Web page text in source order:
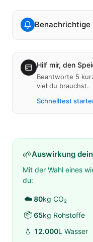
Benachrichtige
Hilf mir, den
Beantworte 5
viel du brauchst.
Schnelltest
🌱Auswirkung
Mit der Wahl eines
du:
☁️ 80kg CO₂
📦 65kg Rohstoffe
💧 12.000L Wasser